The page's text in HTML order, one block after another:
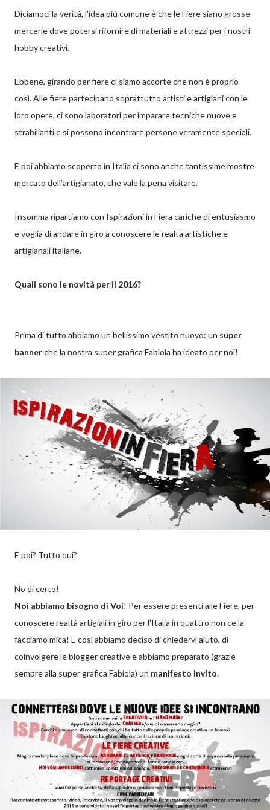
Diciamoci la verità, l'idea più comune è che le Fiere siano grosse
mercerie dove potersi rifornire di materiali e attrezzi per i nostri
hobby creativi.
Ebbene, girando per fiere ci siamo accorte che non è proprio
così. Alle fiere partecipano soprattutto artisti e artigiani con le
loro opere, ci sono laboratori per imparare tecniche nuove e
strabilianti e si possono incontrare persone veramente speciali.
E poi abbiamo scoperto in Italia ci sono anche tantissime mostre
mercato dell'artigianato, che vale la pena visitare.
Insomma ripartiamo con Ispirazioni in Fiera cariche di entusiasmo
e voglia di andare in giro a conoscere le realtà artistiche e
artigianali italiane.
Quali sono le novità per il 2016?
Prima di tutto abbiamo un bellissimo vestito nuovo: un super
bannerche la nostra super grafica Fabiola ha ideato per noi!
E poi? Tutto qui?
No di certo!
Noi abbiamo bisogno di Voi! Per essere presenti alle Fiere, per
conoscere realtà artigiali in giro per l'Italia in quattro non ce la
facciamo mica! E così abbiamo deciso di chiedervi aiuto, di
coinvolgere le blogger creative e abbiamo preparato (grazie
sempre alla super grafica Fabiola) un manifesto invito.